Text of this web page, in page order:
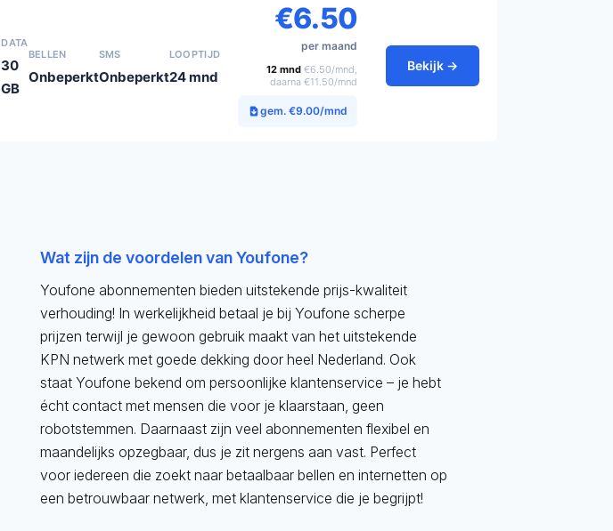
DATA
30
GB
BELLEN
Onbeperkt
SMS
Onbeperkt
LOOPTIJD
24 mnd
€6.50
per maand
12 mnd €6.50/mnd,
daarna €11.50/mnd
gem. €9.00/mnd
Bekijk →
Wat zijn de voordelen van Youfone?
Youfone abonnementen bieden uitstekende prijs-kwaliteit
verhouding! In werkelijkheid betaal je bij Youfone scherpe
prijzen terwijl je gewoon gebruik maakt van het uitstekende
KPN netwerk met goede dekking door heel Nederland. Ook
staat Youfone bekend om persoonlijke klantenservice – je hebt
écht contact met mensen die voor je klaarstaan, geen
robotstemmen. Daarnaast zijn veel abonnementen flexibel en
maandelijks opzegbaar, dus je zit nergens aan vast. Perfect
voor iedereen die zoekt naar betaalbaar bellen en internetten op
een betrouwbaar netwerk, met klantenservice die je begrijpt!